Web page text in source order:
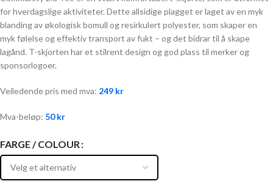
for hverdagslige aktiviteter. Dette allsidige plagget er laget av en myk
blanding av økologisk bomull og resirkulert polyester, som skaper en
myk følelse og effektiv transport av fukt – og det bidrar til å skape
lagånd. T-skjorten har et stilrent design og god plass til merker og
sponsorlogoer.
Veiledende pris med mva: 249 kr
Mva-beløp: 50kr
FARGE / COLOUR